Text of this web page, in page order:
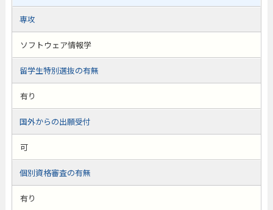
専攻
ソフトウェア情報学
留学生特別選抜の有無
有り
国外からの出願受付
可
個別資格審査の有無
有り